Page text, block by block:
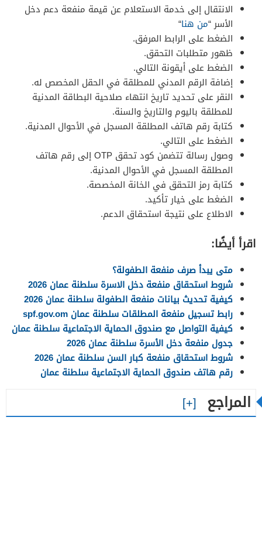
الانتقال إلى خدمة الاستعلام عن قيمة منفعة دعم دخل
الأسر “من هنا“
الضغط على الرابط المرفق.
ظهور متطلبات التحقق.
الضغط على أيقونة التالي.
إضافة الرقم المدني للمطلقة في الحقل المخصص له.
النقر على تحديد تاريخ انتهاء صلاحية البطاقة المدنية
للمطلقة باليوم والتاريخ والسنة.
كتابة رقم هاتف المطلقة المسجل في الأحوال المدنية.
الضغط على التالي.
وصول رسالة تتضمن كود تحقق OTP إلى رقم هاتف
المطلقة المسجل في الأحوال المدنية.
كتابة رمز التحقق في الخانة المخصصة.
الضغط على خيار تأكيد.
الاطلاع على نتيجة استحقاق الدعم.
اقرأ أيضًا:
متى يبدأ صرف منفعة الطفولة؟
شروط استحقاق منفعة دخل الاسرة سلطنة عمان 2026
كيفية تحديث بيانات منفعة الطفولة سلطنة عمان 2026
رابط تسجيل منفعة المطلقات سلطنة عمان spf.gov.om
كيفية التواصل مع صندوق الحماية الاجتماعية سلطنة عمان
جدول منفعة دخل الأسرة سلطنة عمان 2026
شروط استحقاق منفعة كبار السن سلطنة عمان 2026
رقم هاتف صندوق الحماية الاجتماعية سلطنة عمان
المراجع